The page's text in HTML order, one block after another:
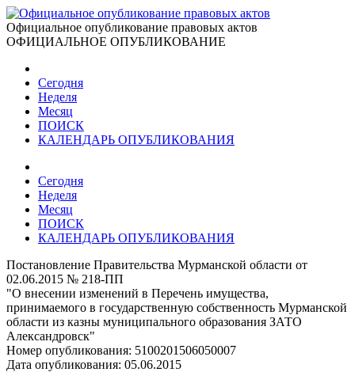
Официальное опубликование правовых актов
ОФИЦИАЛЬНОЕ ОПУБЛИКОВАНИЕ
Сегодня
Неделя
Месяц
ПОИСК
КАЛЕНДАРЬ ОПУБЛИКОВАНИЯ
Сегодня
Неделя
Месяц
ПОИСК
КАЛЕНДАРЬ ОПУБЛИКОВАНИЯ
Постановление Правительства Мурманской области от
02.06.2015 № 218-ПП
"О внесении изменений в Перечень имущества,
принимаемого в государственную собственность Мурманской
области из казны муниципального образования ЗАТО
Александровск"
Номер опубликования: 5100201506050007
Дата опубликования: 05.06.2015